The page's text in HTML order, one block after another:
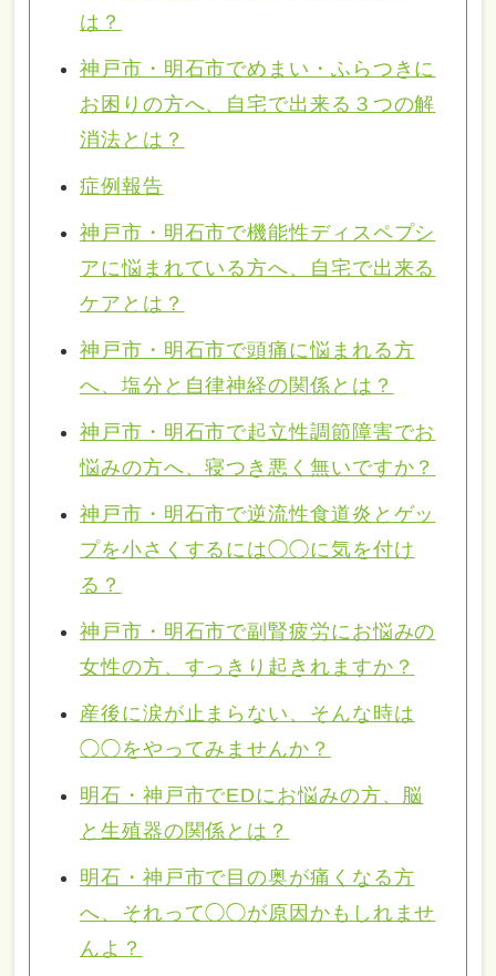
は？
神戸市・明石市でめまい・ふらつきに
お困りの方へ、自宅で出来る３つの解
消法とは？
症例報告
神戸市・明石市で機能性ディスペプシ
アに悩まれている方へ、自宅で出来る
ケアとは？
神戸市・明石市で頭痛に悩まれる方
へ、塩分と自律神経の関係とは？
神戸市・明石市で起立性調節障害でお
悩みの方へ、寝つき悪く無いですか？
神戸市・明石市で逆流性食道炎とゲッ
プを小さくするには◯◯に気を付け
る？
神戸市・明石市で副腎疲労にお悩みの
女性の方、すっきり起きれますか？
産後に涙が止まらない、そんな時は
◯◯をやってみませんか？
明石・神戸市でEDにお悩みの方、脳
と生殖器の関係とは？
明石・神戸市で目の奥が痛くなる方
へ、それって◯◯が原因かもしれませ
んよ？